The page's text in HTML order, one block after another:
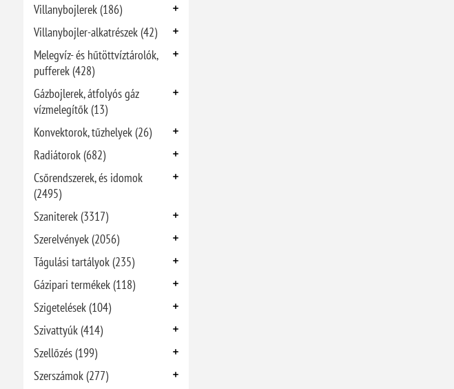
Villanybojlerek (186)
Villanybojler-alkatrészek (42)
Melegvíz- és hűtöttvíztárolók,
pufferek (428)
Gázbojlerek, átfolyós gáz
vízmelegítők (13)
Konvektorok, tűzhelyek (26)
Radiátorok (682)
Csőrendszerek, és idomok
(2495)
Szaniterek (3317)
Szerelvények (2056)
Tágulási tartályok (235)
Gázipari termékek (118)
Szigetelések (104)
Szivattyúk (414)
Szellőzés (199)
Szerszámok (277)